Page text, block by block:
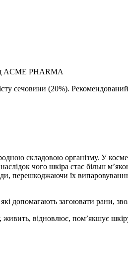
ACME PHARMA
сечовини (20%).
складовою організму. У
чого шкіра стає більш
перешкоджаючи їх
допомагають загоювати рани,
живить, відновлює, пом’якшує